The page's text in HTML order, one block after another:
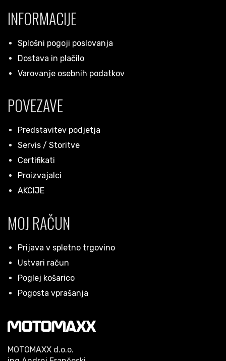
INFORMACIJE
Splošni pogoji poslovanja
Dostava in plačilo
Varovanje osebnih podatkov
POVEZAVE
Predstavitev podjetja
Servis / Storitve
Certifikati
Proizvajalci
AKCIJE
MOJ RAČUN
Prijava v spletno trgovino
Ustvari račun
Poglej košarico
Pogosta vprašanja
MOTOMAXX d.o.o.